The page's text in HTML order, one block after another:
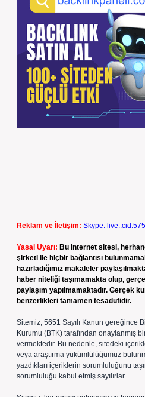
Reklam ve İletişim: Skype:
Yasal Uyarı: Bu internet sitesi,
şirketi ile hiçbir bağlantısı
hazırladığımız makaleler
haber niteliği taşımamakta olup,
paylaşım yapılmamaktadır. Gerçek
benzerlikleri tamamen tesadüfidir.
Sitemiz, 5651 Sayılı Kanun gereğince
Kurumu (BTK) tarafından onaylanmış
vermektedir. Bu nedenle, sitedeki
veya araştırma yükümlülüğümüz
yazdıkları içeriklerin sorumluluğunu
sorumluluğu kabul etmiş sayılırlar.